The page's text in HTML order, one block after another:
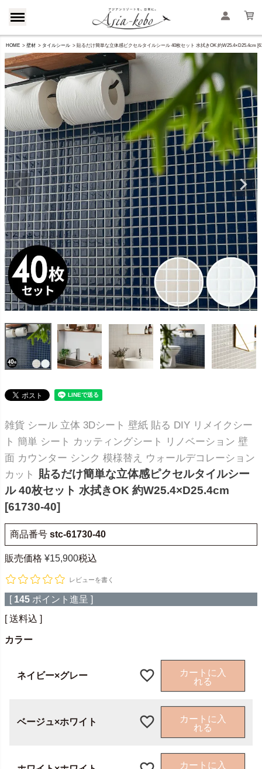
HOME 壁材 タイルシール 貼るだけ簡単な立体感ピクセルタイルシール 40枚セット 水拭きOK 約W25.4×D25.4cm
雑貨 シール 立体 3Dシート 壁紙 貼る DIY リメイクシー
ト 簡単 シート カッティングシート リノベーション 壁
面 カウンター シンク 模様替え ウォールデコレーション
カット
貼るだけ簡単な立体感ピクセルタイルシー
ル 40枚セット 水拭きOK 約W25.4×D25.4cm
[61730-40]
商品番号 stc-61730-40
販売価格 ¥15,900税込
レビューを書く
[ 145 ポイント進呈 ]
送料込
カラー
ネイビー×グレー
カートに入
れる
ベージュ×ホワイト
カートに入
れる
カートに入